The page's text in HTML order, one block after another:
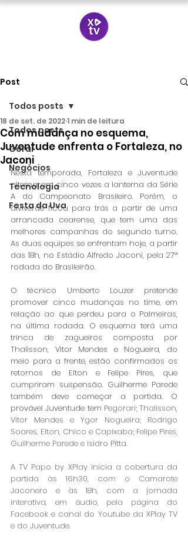
Post
Todos posts
Geral
Negócios
Tecnologia
Festa da Uva
Todos posts
Com mudança no esquema,
Juventude enfrenta o Fortaleza, no
Jaconi
18 de set. de 20221 min de leitura
Nesta temporada, Fortaleza e Juventude
alternaram cinco vezes a lanterna da Série
A do Campeonato Brasileiro. Porém, o
alviverde ficou para trás a partir de uma
arrancada cearense, que tem uma das
melhores campanhas do segundo turno.
As duas equipes se enfrentam hoje, a partir
das 18h, no Estádio Alfredo Jaconi, pela 27ª
rodada do Brasileirão.
O técnico Umberto Louzer pretende
promover cinco mudanças no time, em
relação ao que perdeu para o Palmeiras,
na última rodada. O esquema terá uma
trinca de zagueiros composta por
Thalisson, Vitor Mendes e Nogueira, do
meio para a frente, estão confirmados os
retornos de Elton e Felipe Pires, que
cumpriram suspensão. Guilherme Parede
também deve começar a partida. O
provável Juventude tem Pegorari; Thalisson,
Vitor Mendes e Ygor Nogueira; Rodrigo
Soares, Elton, Chico e Capixaba; Felipe Pires,
Guilherme Parede e Isidro Pitta.
A TV Papo by XPlay inicia a cobertura da
partida às 16h30, com o Camarote
Jaconero e às 18h, com a jornada
interativa, em áudio, pela página do
Facebook e canal do Youtube da XPlay TV
e do Juventude.